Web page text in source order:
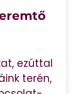
ezúttal
terén,